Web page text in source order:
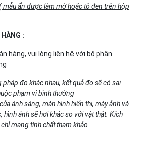
mẫu ẩn được làm mờ hoặc tô đen trên hộp
:
hàng, vui lòng liên hệ với bộ phận
pháp đo khác nhau, kết quả đo sẽ có sai
phạm vi bình thường
ánh sáng, màn hình hiển thị, máy ảnh và
hình ảnh sẽ hơi khác so với vật thật. Kích
mang tính chất tham khảo